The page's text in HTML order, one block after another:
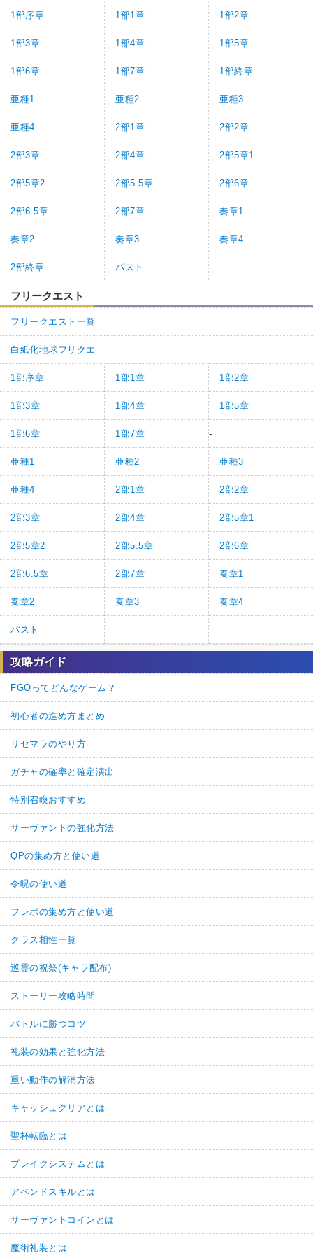
1部序章 1部1章 1部2章
1部3章 1部4章 1部5章
1部6章 1部7章 1部終章
亜種1 亜種2 亜種3
亜種4 2部1章 2部2章
2部3章 2部4章 2部5章1
2部5章2 2部5.5章 2部6章
2部6.5章 2部7章 奏章1
奏章2 奏章3 奏章4
2部終章 パスト
フリークエスト
フリークエスト一覧
白紙化地球フリクエ
1部序章 1部1章 1部2章
1部3章 1部4章 1部5章
1部6章 1部7章 -
亜種1 亜種2 亜種3
亜種4 2部1章 2部2章
2部3章 2部4章 2部5章1
2部5章2 2部5.5章 2部6章
2部6.5章 2部7章 奏章1
奏章2 奏章3 奏章4
パスト
攻略ガイド
FGOってどんなゲーム？
初心者の進め方まとめ
リセマラのやり方
ガチャの確率と確定演出
特別召喚おすすめ
サーヴァントの強化方法
QPの集め方と使い道
令呪の使い道
フレポの集め方と使い道
クラス相性一覧
巡霊の祝祭(キャラ配布)
ストーリー攻略時間
バトルに勝つコツ
礼装の効果と強化方法
重い動作の解消方法
キャッシュクリアとは
聖杯転臨とは
ブレイクシステムとは
アペンドスキルとは
サーヴァントコインとは
魔術礼装とは